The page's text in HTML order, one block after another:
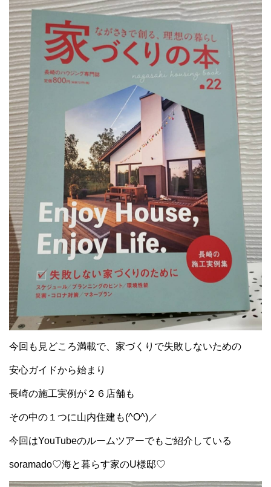
今回も見どころ満載で、家づくりで失敗しないための
安心ガイドから始まり
長崎の施工実例が２６店舗も
その中の１つに山内住建も(^O^)／
今回はYouTubeのルームツアーでもご紹介している
soramado♡海と暮らす家のU様邸♡